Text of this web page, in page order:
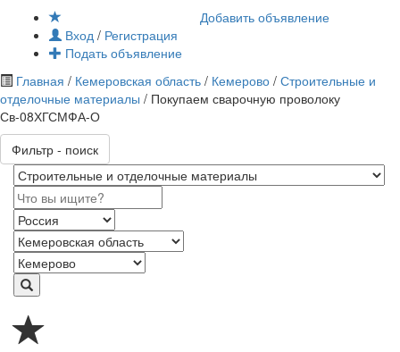
Вход / Регистрация
Подать объявление
Добавить объявление
Главная / Кемеровская область / Кемерово / Строительные и
отделочные материалы / Покупаем сварочную проволоку
Св-08ХГСМФА-О
Фильтр - поиск